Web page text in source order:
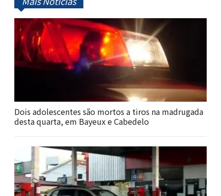
Dois adolescentes são mortos a tiros na madrugada
desta quarta, em Bayeux e Cabedelo